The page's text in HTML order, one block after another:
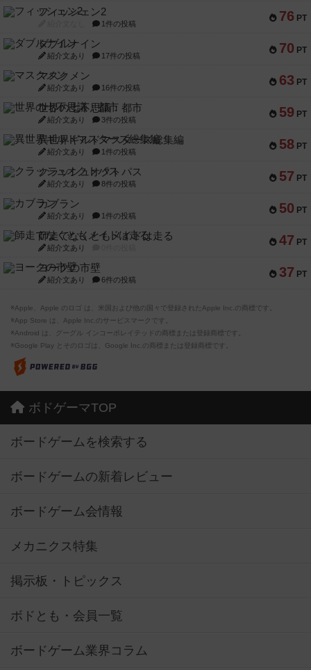
76 PT
フィッシェン2
1件の投稿
70 PT
ダブルナイン
紹介文あり 17件の投稿
63 PT
マスクメン
紹介文あり 16件の投稿
59 PT
世界の七不思議：都市
紹介文あり 3件の投稿
58 PT
異世界ギルドマスターズ総集編
紹介文あり 1件の投稿
57 PT
クラッシュオクトパス
紹介文あり 8件の投稿
50 PT
カブラン
紹介文あり 1件の投稿
47 PT
師走でなくともメイドは走る
紹介文あり
37 PT
ヨークの市壁
紹介文あり 6件の投稿
※Apple、Apple のロゴ は、米国および他の国々で登録されたApple Inc.の商標です。
※App Store は、Apple Inc.のサービスマークです。
※Android は、グーグル インコーポレイテッドの商標または登録商標です。
※Google Play とそのロゴは、Google Inc.の商標または登録商標です。
ボドゲーマTOP
ボードゲームを検索する
ボードゲームの新着レビュー
ボードゲーム会情報
メカニクス特集
掲示板・トピックス
ボドとも・会員一覧
ボードゲーム業界コラム